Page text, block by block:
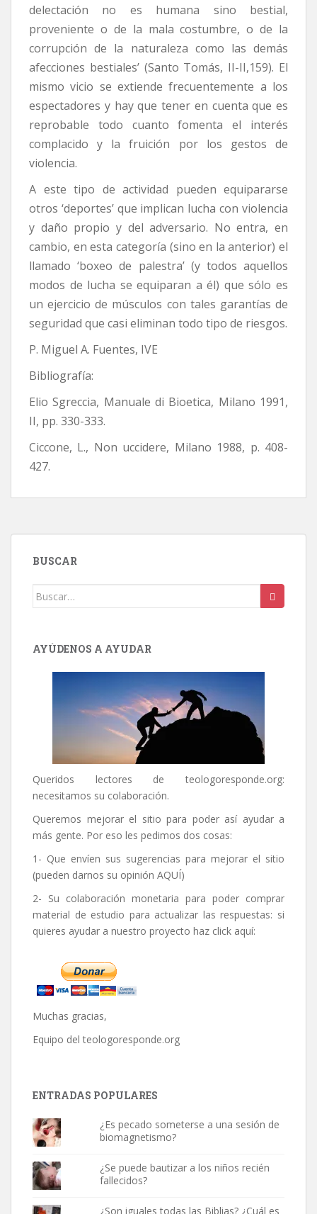
delectación no es humana sino bestial,
proveniente o de la mala costumbre, o de la
corrupción de la naturaleza como las demás
afecciones bestiales’ (Santo Tomás, II-II,159). El
mismo vicio se extiende frecuentemente a los
espectadores y hay que tener en cuenta que es
reprobable todo cuanto fomenta el interés
complacido y la fruición por los gestos de
violencia.
A este tipo de actividad pueden equipararse
otros ‘deportes’ que implican lucha con violencia
y daño propio y del adversario. No entra, en
cambio, en esta categoría (sino en la anterior) el
llamado ‘boxeo de palestra’ (y todos aquellos
modos de lucha se equiparan a él) que sólo es
un ejercicio de músculos con tales garantías de
seguridad que casi eliminan todo tipo de riesgos.
P. Miguel A. Fuentes, IVE
Bibliografía:
Elio Sgreccia, Manuale di Bioetica, Milano 1991,
II, pp. 330-333.
Ciccone, L., Non uccidere, Milano 1988, p. 408-
427.
BUSCAR
Buscar:
AYÚDENOS A AYUDAR
Queridos lectores de teologoresponde.org:
necesitamos su colaboración.
Queremos mejorar el sitio para poder así ayudar a
más gente. Por eso les pedimos dos cosas:
1- Que envíen sus sugerencias para mejorar el sitio
(pueden darnos su opinión AQUÍ)
2- Su colaboración monetaria para poder comprar
material de estudio para actualizar las respuestas: si
quieres ayudar a nuestro proyecto haz click aquí:
Muchas gracias,
Equipo del teologoresponde.org
ENTRADAS POPULARES
¿Es pecado someterse a una sesión de
biomagnetismo?
¿Se puede bautizar a los niños recién
fallecidos?
¿Son iguales todas las Biblias? ¿Cuál es